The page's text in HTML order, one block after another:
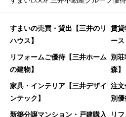
すまいの売買・貸出【三井のリ
ハウス】
賃貸
ース
リフォームご優待【三井ホーム
の建物】
別
森】
家具・インテリア【三井デザイ
ンテック】
注文
別優
新築分譲マンション・戸建購入
リ